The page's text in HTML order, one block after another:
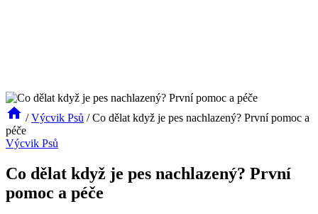
/ Výcvik Psů / Co dělat když je pes nachlazený? První pomoc a
péče
Výcvik Psů
Co dělat když je pes nachlazený? První
pomoc a péče